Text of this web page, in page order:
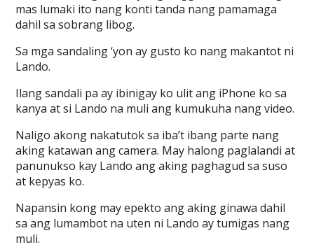
mas lumaki ito nang konti tanda nang pamamaga
dahil sa sobrang libog.
Sa mga sandaling ‘yon ay gusto ko nang makantot ni
Lando.
Ilang sandali pa ay ibinigay ko ulit ang iPhone ko sa
kanya at si Lando na muli ang kumukuha nang video.
Naligo akong nakatutok sa iba’t ibang parte nang
aking katawan ang camera. May halong paglalandi at
panunukso kay Lando ang aking paghagud sa suso
at kepyas ko.
Napansin kong may epekto ang aking ginawa dahil
sa ang lumambot na uten ni Lando ay tumigas nang
muli.